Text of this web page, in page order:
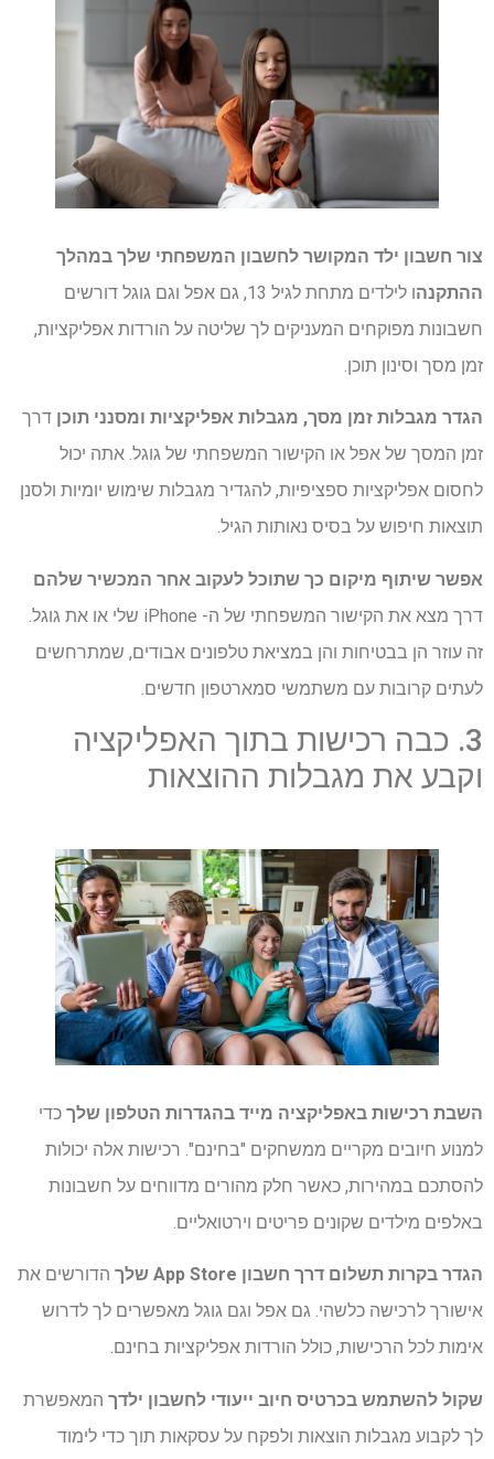
צור חשבון ילד המקושר לחשבון המשפחתי שלך במהלך
ההתקנה
ו לילדים מתחת לגיל 13, גם אפל וגם גוגל דורשים
חשבונות מפוקחים המעניקים לך שליטה על הורדות אפליקציות,
זמן מסך וסינון תוכן.
הגדר מגבלות זמן מסך, מגבלות אפליקציות ומסנני תוכן דרך
זמן המסך של אפל או הקישור המשפחתי של גוגל. אתה יכול
לחסום אפליקציות ספציפיות, להגדיר מגבלות שימוש יומיות ולסנן
תוצאות חיפוש על בסיס נאותות הגיל.
אפשר שיתוף מיקום כך שתוכל לעקוב אחר המכשיר שלהם
דרך מצא את הקישור המשפחתי של ה- iPhone שלי או את גוגל.
זה עוזר הן בבטיחות והן במציאת טלפונים אבודים, שמתרחשים
לעתים קרובות עם משתמשי סמארטפון חדשים.
3. כבה רכישות בתוך האפליקציה
וקבע את מגבלות ההוצאות
השבת רכישות באפליקציה מייד בהגדרות הטלפון שלך כדי
למנוע חיובים מקריים ממשחקים "בחינם". רכישות אלה יכולות
להסתכם במהירות, כאשר חלק מהורים מדווחים על חשבונות
באלפים מילדים שקונים פריטים וירטואליים.
הגדר בקרות תשלום דרך חשבון App Store שלך
הדורשים את
אישורך לרכישה כלשהי. גם אפל וגם גוגל מאפשרים לך לדרוש
אימות לכל הרכישות, כולל הורדות אפליקציות בחינם.
שקול להשתמש בכרטיס חיוב ייעודי לחשבון ילדך המאפשרת
לך לקבוע מגבלות הוצאות ולפקח על עסקאות תוך כדי לימוד